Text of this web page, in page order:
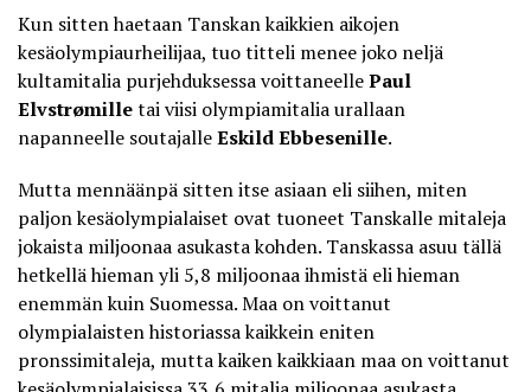
Kun sitten haetaan Tanskan kaikkien aikojen
kesäolympiaurheilijaa, tuo titteli menee joko neljä
kultamitalia purjehduksessa voittaneellePaul
Elvstrømilletai viisi olympiamitalia urallaan
napanneelle soutajalleEskild Ebbesenille.
Mutta mennäänpä sitten itse asiaan eli siihen, miten
paljon kesäolympialaiset ovat tuoneet Tanskalle mitaleja
jokaista miljoonaa asukasta kohden. Tanskassa asuu tällä
hetkellä hiemanyli 5,8 miljoonaa ihmistä eli hieman
enemmän kuin Suomessa. Maa on voittanut
olympialaisten historiassa kaikkein eniten
pronssimitaleja, mutta kaiken kaikkiaan maa on voittanut